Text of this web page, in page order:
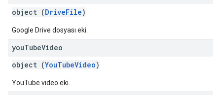
object (DriveFile)
Google Drive dosyası eki.
youTubeVideo
object (YouTubeVideo)
YouTube video eki.